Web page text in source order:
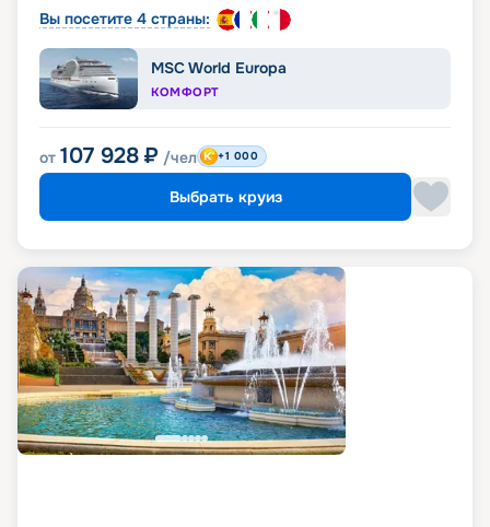
Вы посетите 4 страны:
MSC World Europa
КОМФОРТ
от 107 928 ₽ /чел +1 000
Выбрать круиз